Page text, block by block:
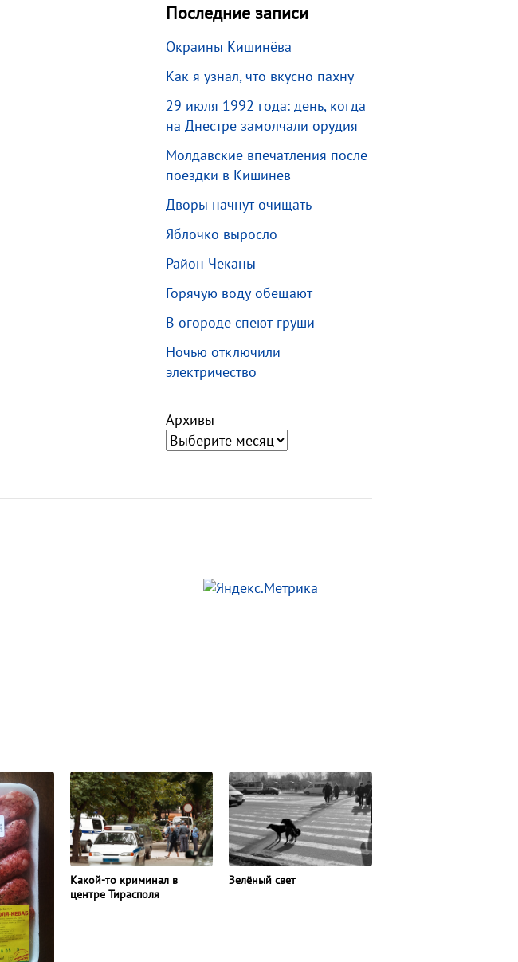
Последние записи
Окраины Кишинёва
Как я узнал, что вкусно пахну
29 июля 1992 года: день, когда
на Днестре замолчали орудия
Молдавские впечатления после
поездки в Кишинёв
Дворы начнут очищать
Яблочко выросло
Район Чеканы
Горячую воду обещают
В огороде спеют груши
Ночью отключили
электричество
Архивы
Какой-то криминал в
центре Тирасполя
Зелёный свет